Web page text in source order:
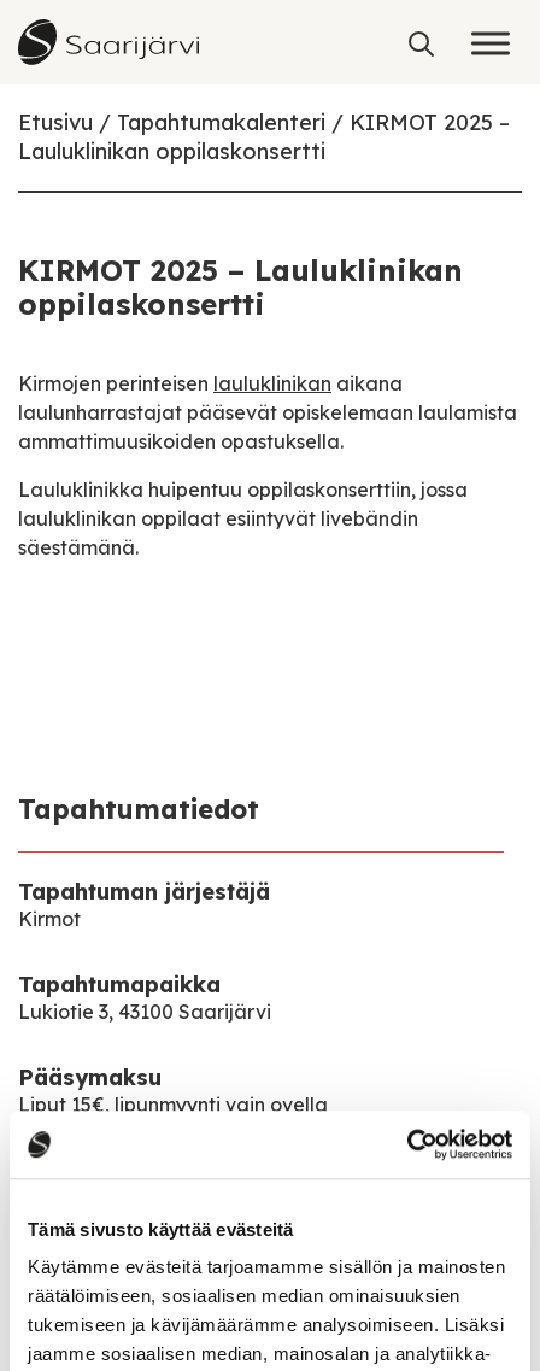
Tämä sivusto käyttää evästeitä
Käytämme evästeitä tarjoamamme sisällön ja mainosten
räätälöimiseen, sosiaalisen median ominaisuuksien
tukemiseen ja kävijämäärämme analysoimiseen. Lisäksi
jaamme sosiaalisen median, mainosalan ja analytiikka-
Skip to content
Etusivu Tapahtumakalenteri
KIRMOT 2025 –
Lauluklinikan oppilaskonsertti
KIRMOT 2025 – Lauluklinikan
oppilaskonsertti
Kirmojen perinteisen lauluklinikan aikana
laulunharrastajat pääsevät opiskelemaan laulamista
ammattimuusikoiden opastuksella.
Lauluklinikka huipentuu oppilaskonserttiin, jossa
lauluklinikan oppilaat esiintyvät livebändin
säestämänä.
Tapahtumatiedot
Tapahtuman järjestäjä
Kirmot
Tapahtumapaikka
Lukiotie 3, 43100 Saarijärvi
Pääsymaksu
Liput 15€, lipunmyynti vain ovella
Jaa tapahtuma:
Facebook